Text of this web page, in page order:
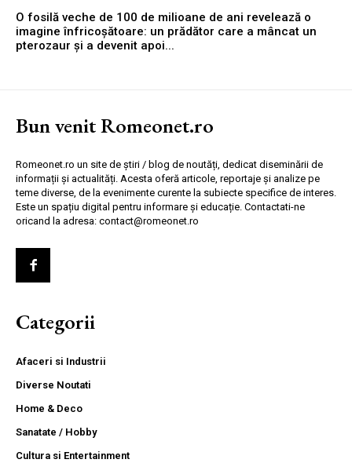
O fosilă veche de 100 de milioane de ani revelează o
imagine înfricoșătoare: un prădător care a mâncat un
pterozaur și a devenit apoi...
Bun venit Romeonet.ro
Romeonet.ro un site de știri / blog de noutăți, dedicat diseminării de
informații și actualități. Acesta oferă articole, reportaje și analize pe
teme diverse, de la evenimente curente la subiecte specifice de interes.
Este un spațiu digital pentru informare și educație. Contactati-ne
oricand la adresa: contact@romeonet.ro
Categorii
Afaceri si Industrii
Diverse Noutati
Home & Deco
Sanatate / Hobby
Cultura si Entertainment